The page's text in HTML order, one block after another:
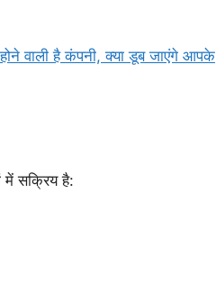
वाली है कंपनी, क्या डूब जाएंगे आपके
में सक्रिय है: